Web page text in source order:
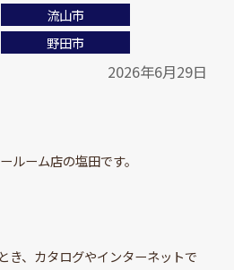
流山市
野田市
2026年6月29日
ルーム店の塩田です。
き、カタログやインターネットで